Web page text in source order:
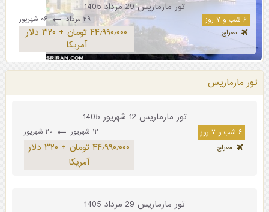
تور مارماریس 29 مرداد 1405
۶ شب و ۷ روز ۲۹ مرداد ۰۶ شهریور
معراج
۴۴٫۹۹۰٫۰۰۰ تومان + ۳۲۰ دلار
آمریکا
تور مارماریس
تور مارماریس 12 شهریور 1405
۶ شب و ۷ روز ۱۲ شهریور ۲۰ شهریور
معراج
۴۴٫۹۹۰٫۰۰۰ تومان + ۳۲۰ دلار
آمریکا
تور مارماریس 29 مرداد 1405